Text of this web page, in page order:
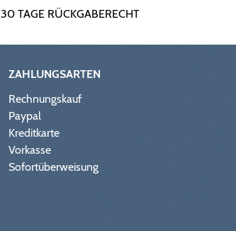
30 TAGE RÜCKGABERECHT
ZAHLUNGSARTEN
Rechnungskauf
Paypal
Kreditkarte
Vorkasse
Sofortüberweisung